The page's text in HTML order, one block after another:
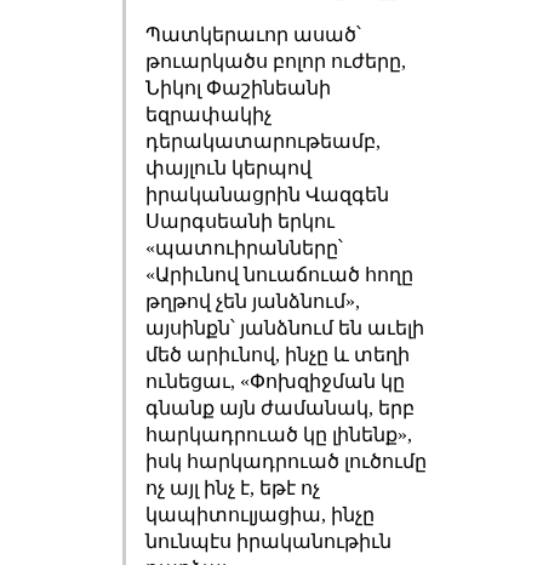
Պատկերաւոր ասած՝
թուարկածս բոլոր ուժերը,
Նիկոլ Փաշինեանի
եզրափակիչ
դերակատարութեամբ,
փայլուն կերպով
իրականացրին Վազգեն
Սարգսեանի երկու
«պատուիրանները՝
«Արիւնով նուաճուած հողը
թղթով չեն յանձնում»,
այսինքն՝ յանձնում են աւելի
մեծ արիւնով, ինչը և տեղի
ունեցաւ, «Փոխզիջման կը
գնանք այն ժամանակ, երբ
հարկադրուած կը լինենք»,
իսկ հարկադրուած լուծումը
ոչ այլ ինչ է, եթէ ոչ
կապիտուլյացիա, ինչը
նունպէս իրականութիւն